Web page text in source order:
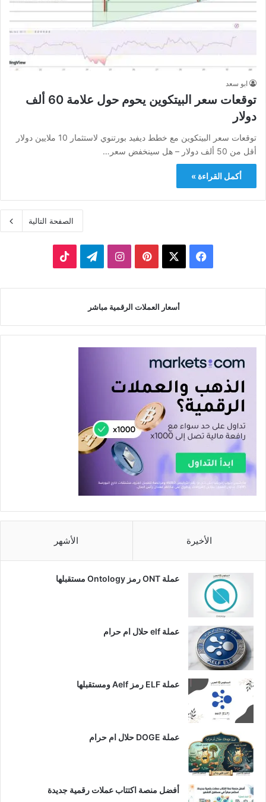
ابو سعد
توقعات سعر البيتكوين يحوم حول علامة 60 ألف
دولار
توقعات سعر البيتكوين مع خطط ديفيد بورتنوي لاستثمار 10 ملايين دولار
أقل من 50 ألف دولار – هل سينخفض ​​سعر…
أكمل القراءة »
الصفحة التالية
فيسبوك بينتيريستانستقرامتيلقرام
أسعار العملات الرقمية مباشر
الأخيرة الأشهر
عملة ONT رمز Ontology مستقبلها
عملة elf حلال ام حرام
عملة ELF رمز Aelf ومستقبلها
عملة DOGE حلال ام حرام
أفضل منصة اكتتاب عملات رقمية جديدة